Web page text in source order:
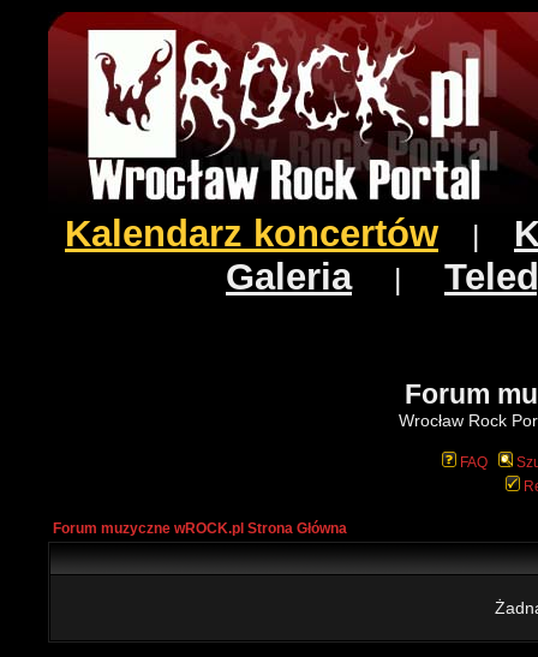
Kalendarz koncertów
Galeria|
Forum
Wrocław Rock
FAQ
Forum muzyczne wROCK.pl Strona Główna